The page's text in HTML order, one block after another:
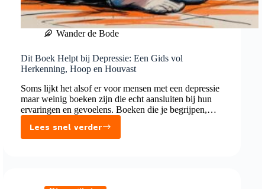
Wander de Bode
Dit Boek Helpt bij Depressie: Een Gids vol
Herkenning, Hoop en Houvast
Soms lijkt het alsof er voor mensen met een depressie
maar weinig boeken zijn die echt aansluiten bij hun
ervaringen en gevoelens. Boeken die je begrijpen,…
Lees snel verder
Dit